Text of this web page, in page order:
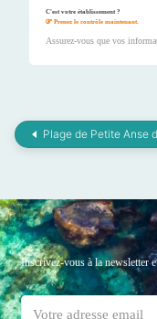
C'est votre établissement ?
Prenez le contrôle maintenant.
Assurez-vous que vos
Plage de Petite Anse
Inscrivez-vous à la newsletter